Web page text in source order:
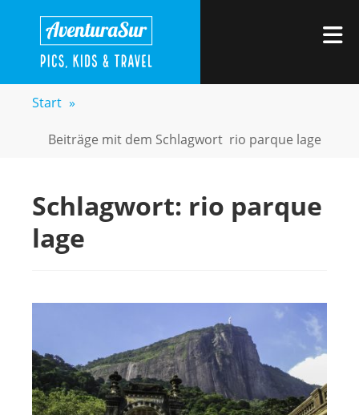
springen
AVENTURASUR
Start »
Beiträge mit dem Schlagwort rio parque lage
Schlagwort: rio parque
lage